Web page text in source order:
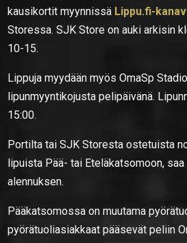
kausikortit myynnissä Lippu.fi-
Storessa. SJK Store on auki arkisin
10-15.
Lippuja myydään myös OmaSp
lipunmyyntikojusta pelipäivänä.
15:00.
Portilta tai SJK Storesta ostetuista
lipuista Pää- tai Eteläkatsomoon,
alennuksen.
Pääkatsomossa on muutama
pyörätuoliasiakkaat pääsevät peliin